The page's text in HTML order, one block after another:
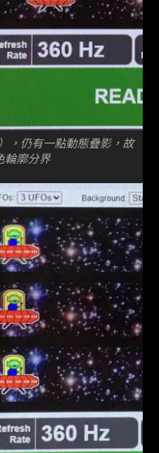
，仍有一點動態疊影，故
輪廓分界